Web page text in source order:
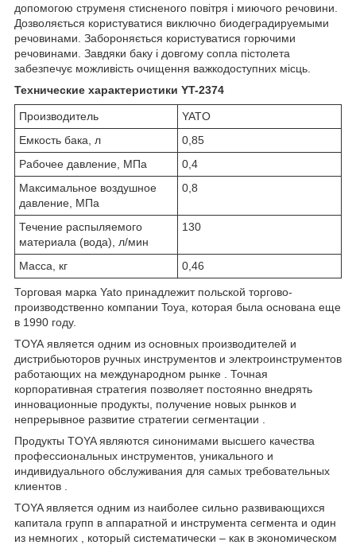
допомогою струменя стисненого повітря і миючого речовини.
Дозволяється користуватися виключно биодеградируемыми
речовинами. Забороняється користуватися горючими
речовинами. Завдяки баку і довгому сопла пістолета
забезпечує можливість очищення важкодоступних місць.
Технические характеристики YT-2374
Производитель
YATO
Емкость бака, л
0,85
Рабочее давление, МПа
0,4
Максимальное воздушное
давление, МПа
0,8
Течение распыляемого
материала (вода), л/мин
130
Масса, кг 0,46
Торговая марка Yato принадлежит польской торгово-
производственно компании Toya, которая была основана еще
в 1990 году.
TOYA является одним из основных производителей и
дистрибьюторов ручных инструментов и электроинструментов
работающих на международном рынке . Точная
корпоративная стратегия позволяет постоянно внедрять
инновационные продукты, получение новых рынков и
непрерывное развитие стратегии сегментации .
Продукты TOYA являются синонимами высшего качества
профессиональных инструментов, уникального и
индивидуального обслуживания для самых требовательных
клиентов .
TOYA является одним из наиболее сильно развивающихся
капитала групп в аппаратной и инструмента сегмента и один
из немногих , который систематически – как в экономическом